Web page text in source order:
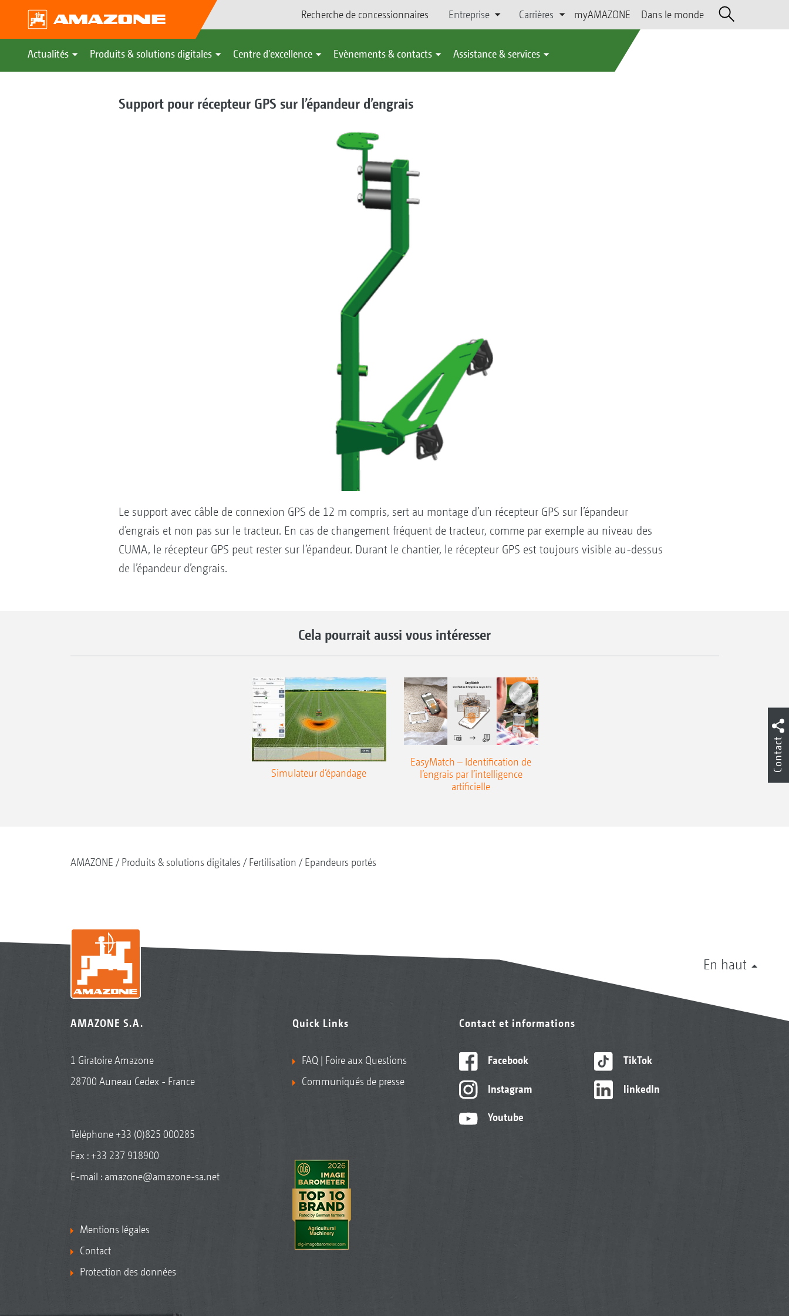
Recherche de concessionnaires Entreprise Carrières myAMAZONE Dans le monde
Actualités Produits & solutions digitales Centre d'excellence Evènements & contacts Assistance & services
Support pour récepteur GPS sur l’épandeur d’engrais
Le support avec câble de connexion GPS de 12 m compris, sert au montage d’un récepteur GPS sur l’épandeur
d’engrais et non pas sur le tracteur. En cas de changement fréquent de tracteur, comme par exemple au niveau des
CUMA, le récepteur GPS peut rester sur l’épandeur. Durant le chantier, le récepteur GPS est toujours visible au-dessus
de l’épandeur d’engrais.
Cela pourrait aussi vous intéresser
Simulateur d‘épandage
EasyMatch – Identification de
l’engrais par l’intelligence
artificielle
AMAZONE Produits & solutions digitales Fertilisation Epandeurs portés
En haut
AMAZONE S.A.
1 Giratoire Amazone
28700 Auneau Cedex - France
Téléphone+33 (0)825 000285
Fax : +33 237 918900
E-mail : amazone@amazone-sa.net
Mentions légales
Contact
Protection des données
Quick Links
FAQ | Foire aux Questions
Communiqués de presse
Contact et informations
Facebook
Instagram
Youtube
TikTok
linkedIn
Contact